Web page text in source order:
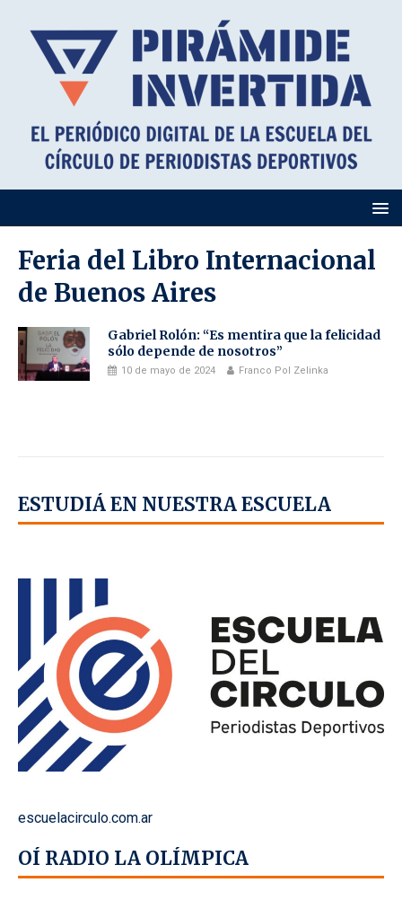
Feria del Libro Internacional
de Buenos Aires
Gabriel Rolón: “Es mentira que la felicidad
sólo depende de nosotros”
10 de mayo de 2024 Franco Pol Zelinka
ESTUDIÁ EN NUESTRA ESCUELA
escuelacirculo.com.ar
OÍ RADIO LA OLÍMPICA